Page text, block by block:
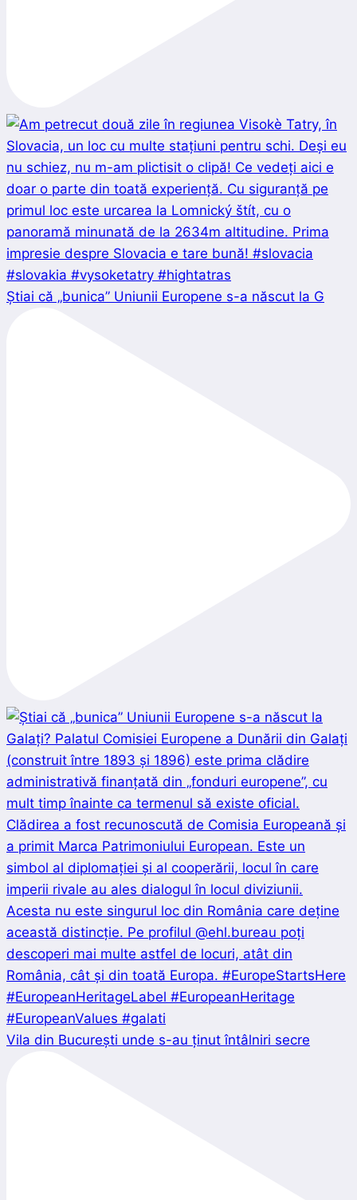
Știai că „bunica” Uniunii Europene s-a născut la G
Vila din București unde s-au ținut întâlniri secre